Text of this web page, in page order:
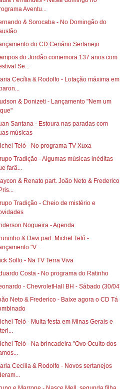
Aventu...
& Sorocaba - No Domingão do
do CD Cenário Sertanejo
do Jordão comemora 137 anos com
Se...
Cecília & Rodolfo - Lotação máxima em
& Donizeti - Lançamento "Nem um
Santana - Estoura nas paradas com
músicas
Teló - No programa TV Xuxa
Tradição - Algumas músicas inéditas
farã...
& Renato part. João Neto & Frederico
Tradição - Cheio de mistério e
Nogueira - Agenda
& Davi part. Michel Teló‏ -
"V...
Sollo - Na TV Terra Viva
Costa - No programa do Ratinho
Neto & Frederico - Baixe agora o CD Tá
Teló - Muita festa em Minas Gerais e
Teló - Na brincadeira "Ovo Oculto dos
Cecília & Rodolfo - Novos sertanejos